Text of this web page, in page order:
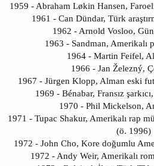
1959 - Abraham Løkin Hansen,
1961 - Can Dündar, Türk
1962 - Arnold Vosloo,
1963 - Sandman, Amerikalı
1964 - Martin Feifel,
1966 - Jan Železný,
1967 - Jürgen Klopp, Alman eski
1969 - Bénabar, Fransız
1970 - Phil Mickelson,
1971 - Tupac Shakur, Amerikalı rap
(ö. 1996)
1972 - John Cho, Kore doğumlu
1972 - Andy Weir, Amerikalı